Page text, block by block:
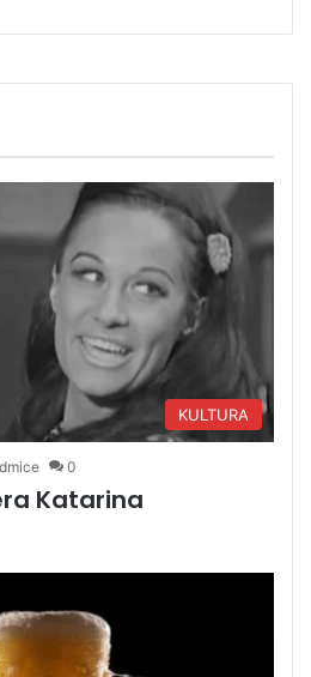
KULTURA
0
Katarina